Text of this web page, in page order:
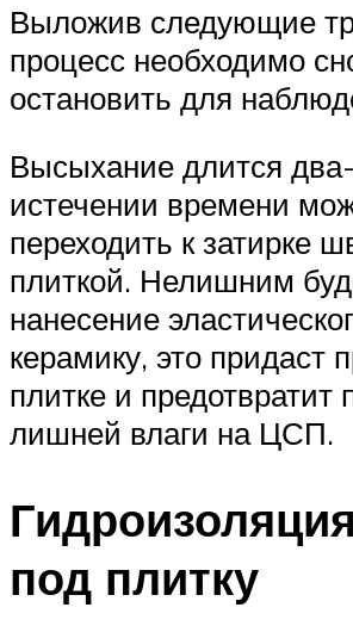
Выложив следующие
процесс необходимо
остановить для
Высыхание длится
истечении времени
переходить к затирке
плиткой. Нелишним
нанесение
керамику, это придаст
плитке и предотвратит
лишней влаги на ЦСП.
под плитку